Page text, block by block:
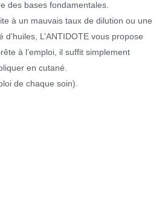
des bases fondamentales.
à un mauvais taux de dilution ou une
L’ANTIDOTE vous propose
à l’emploi, il suffit simplement
en cutané.
de chaque soin).